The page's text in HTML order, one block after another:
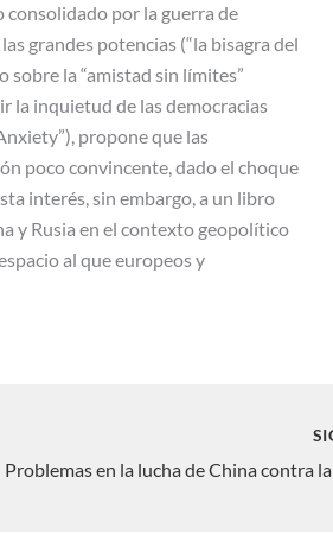
consolidado por la guerra de
grandes potencias (“la bisagra del
sobre la “amistad sin límites”
la inquietud de las democracias
propone que las
poco convincente, dado el choque
interés, sin embargo, a un libro
y Rusia en el contexto geopolítico
al que europeos y
Problemas en la lucha de China contra